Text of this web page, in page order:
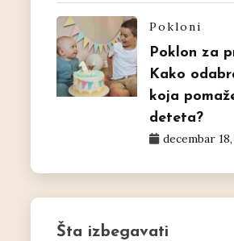
Pokloni
Poklon za
Kako
koja
deteta?
decembar
Šta izbegavati